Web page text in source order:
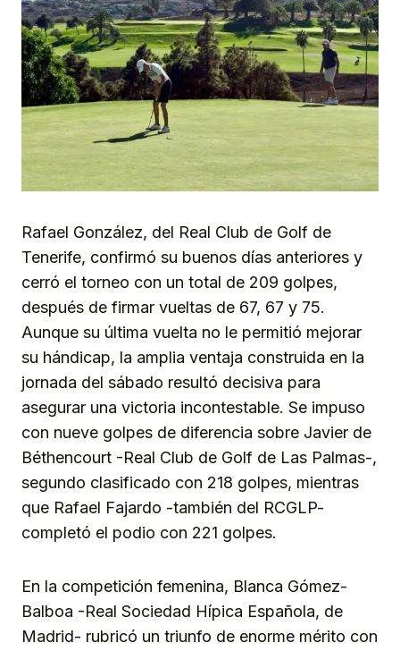
Rafael González, del Real Club de Golf de
Tenerife, confirmó su buenos días anteriores y
cerró el torneo con un total de 209 golpes,
después de firmar vueltas de 67, 67 y 75.
Aunque su última vuelta no le permitió mejorar
su hándicap, la amplia ventaja construida en la
jornada del sábado resultó decisiva para
asegurar una victoria incontestable. Se impuso
con nueve golpes de diferencia sobre Javier de
Béthencourt -Real Club de Golf de Las Palmas-,
segundo clasificado con 218 golpes, mientras
que Rafael Fajardo -también del RCGLP-
completó el podio con 221 golpes.
En la competición femenina, Blanca Gómez-
Balboa -Real Sociedad Hípica Española, de
Madrid- rubricó un triunfo de enorme mérito con